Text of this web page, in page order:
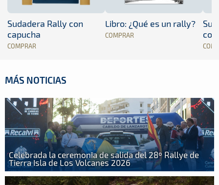
Sudadera Rally con
capucha
COMPRAR
Libro: ¿Qué es un rally?
COMPRAR
MÁS NOTICIAS
Celebrada la ceremonia de salida del 28º Rallye de
Tierra Isla de Los Volcanes 2026